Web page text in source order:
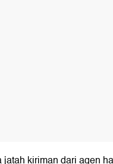
jatah kiriman dari agen